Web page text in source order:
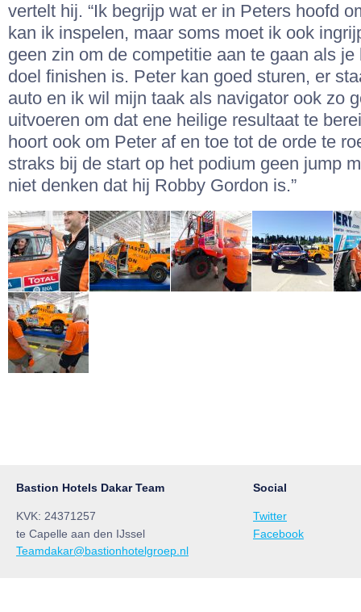
vertelt hij. “Ik begrijp wat er in Peters hoofd
kan ik inspelen, maar soms moet ik ook
geen zin om de competitie aan te gaan als je
doel finishen is. Peter kan goed sturen, er
auto en ik wil mijn taak als navigator ook zo
uitvoeren om dat ene heilige resultaat te
hoort ook om Peter af en toe tot de orde te
straks bij de start op het podium geen jump
niet denken dat hij Robby Gordon is.”
Bastion Hotels Dakar Team
KVK: 24371257
te Capelle aan den IJssel
Teamdakar@bastionhotelgroep.nl
Social
Twitter
Facebook